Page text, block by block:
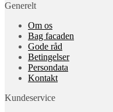
Generelt
Om os
Bag facaden
Gode råd
Betingelser
Persondata
Kontakt
Kundeservice